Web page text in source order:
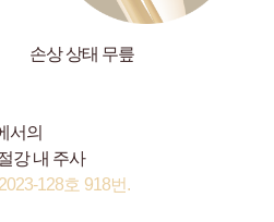
손상 상태 무릎
서의
강 내 주사
128호 918번.